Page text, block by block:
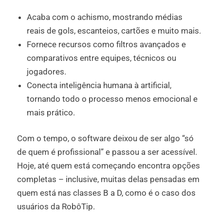
Acaba com o achismo, mostrando médias
reais de gols, escanteios, cartões e muito mais.
Fornece recursos como filtros avançados e
comparativos entre equipes, técnicos ou
jogadores.
Conecta inteligência humana à artificial,
tornando todo o processo menos emocional e
mais prático.
Com o tempo, o software deixou de ser algo “só
de quem é profissional” e passou a ser acessível.
Hoje, até quem está começando encontra opções
completas – inclusive, muitas delas pensadas em
quem está nas classes B a D, como é o caso dos
usuários da RobôTip.